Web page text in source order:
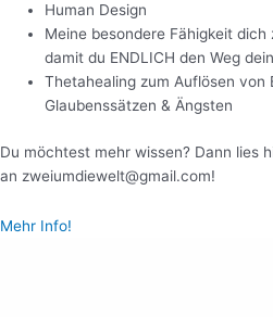
Human Design
Meine besondere Fähigkeit
damit du ENDLICH den Weg
Thetahealing zum Auflösen von
Glaubenssätzen & Ängsten
Du möchtest mehr wissen? Dann lies
an zweiumdiewelt@gmail.com!
Mehr Info!